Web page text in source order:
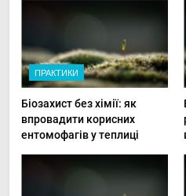
ПРАКТИКИ
Біозахист без хімії: як
впровадити корисних
ентомофагів у теплиці